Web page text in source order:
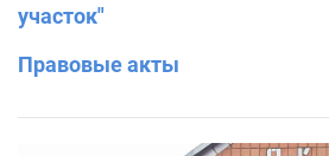
участок"
Правовые акты